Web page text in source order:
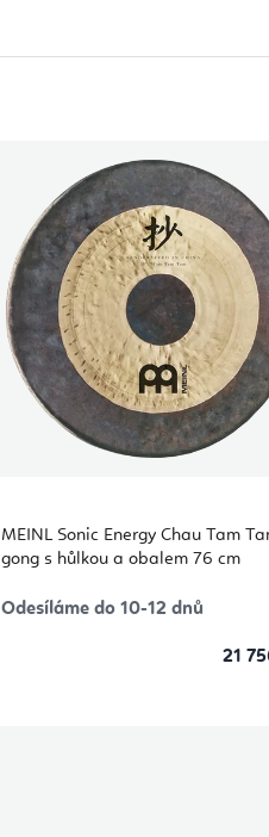
MEINL Sonic Energy Chau Tam
gong s hůlkou a obalem 76 cm
Odesíláme do 10-12 dnů
21